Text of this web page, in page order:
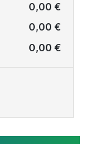
0,00 €
0,00 €
0,00 €